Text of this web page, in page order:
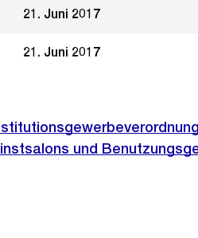
21. Juni 2017
21. Juni 2017
und